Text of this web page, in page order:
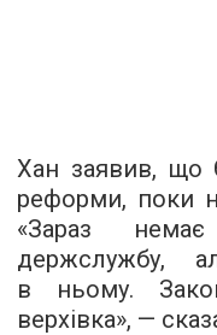
Хан заявив, що
реформи, поки
«Зараз
держслужбу,
в ньому.
верхівка», —